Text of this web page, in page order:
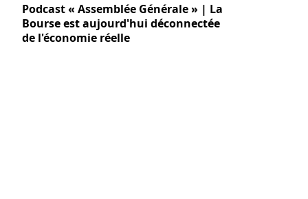
Podcast « Assemblée Générale » | La
Bourse est aujourd'hui déconnectée
de l'économie réelle